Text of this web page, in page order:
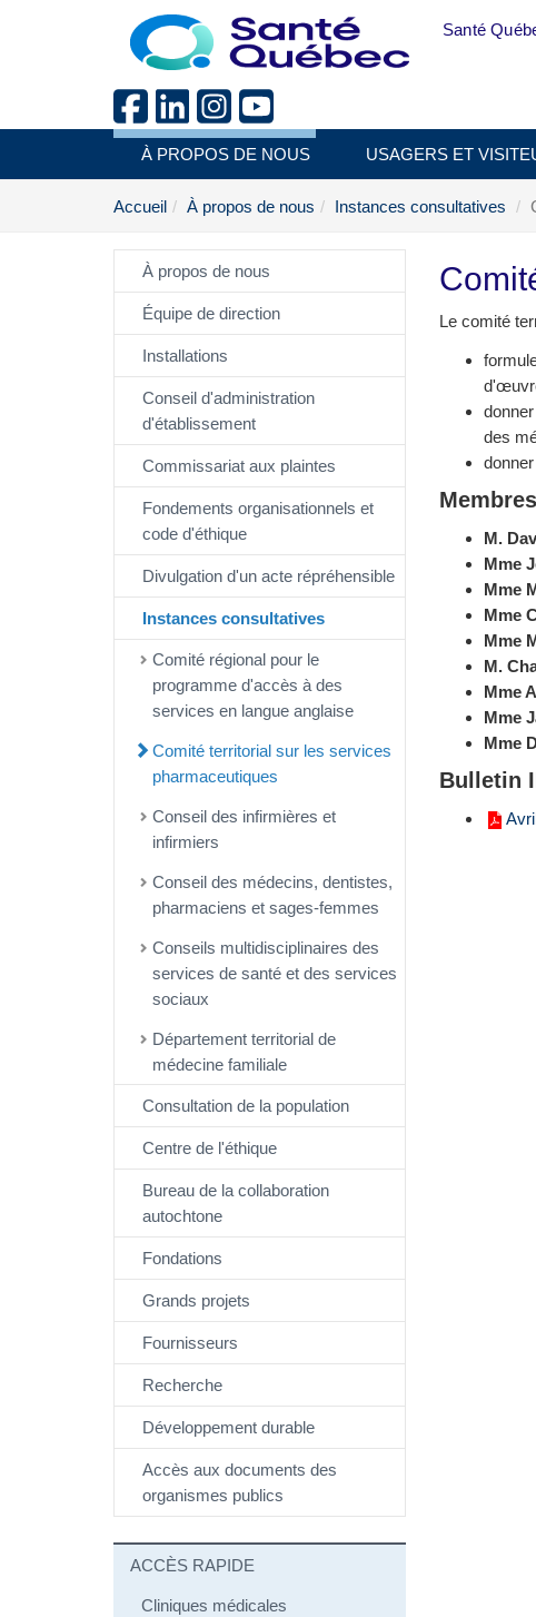
Aller au menu principal
Santé
À PROPOS DE NOUS USAGERS ET
Accueil À propos de nous Instances consultatives
À propos de nous
Équipe de direction
Installations
Conseil d'administration
d'établissement
Commissariat aux plaintes
Fondements organisationnels et
code d'éthique
Divulgation d'un acte répréhensible
Instances consultatives
Comité régional pour le
programme d'accès à des
services en langue anglaise
Comité territorial sur les services
pharmaceutiques
Conseil des infirmières et
infirmiers
Conseil des médecins, dentistes,
pharmaciens et sages-femmes
Conseils multidisciplinaires des
services de santé et des services
sociaux
Département territorial de
médecine familiale
Consultation de la population
Centre de l'éthique
Bureau de la collaboration
autochtone
Fondations
Grands projets
Fournisseurs
Recherche
Développement durable
Accès aux documents des
organismes publics
ACCÈS RAPIDE
Cliniques médicales
Le comité
des
Membres
M.
Mme
Mme
Mme
Mme
M.
Mme
Mme
Mme
Bulletin